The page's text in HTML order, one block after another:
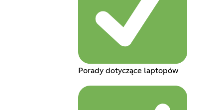
Porady dotyczące laptopów